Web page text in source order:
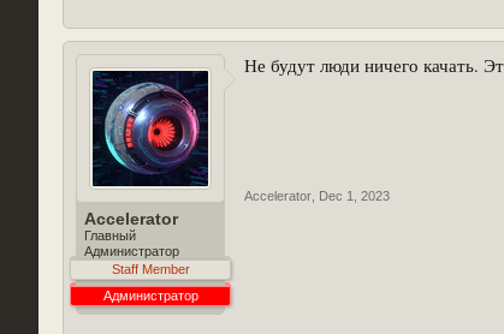
Accelerator
Главный
Администратор
Staff Member
Администратор
Не будут люди ничего качать.
Accelerator Dec 1, 2023